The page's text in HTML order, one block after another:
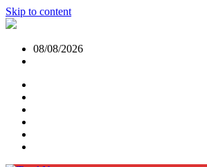
Skip to content
08/08/2026